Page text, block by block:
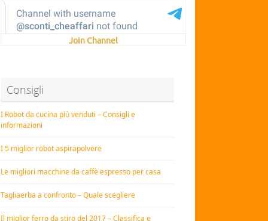
Join Channel
Consigli
I Robot da cucina più venduti – Consigli e
informazioni
I 5 miglior robot aspirapolvere
Le migliori macchine da caffè espresso per casa
Tagliaerba a confronto – Quale scegliere
Il miglior ferro da stiro del 2017 – Classifica e